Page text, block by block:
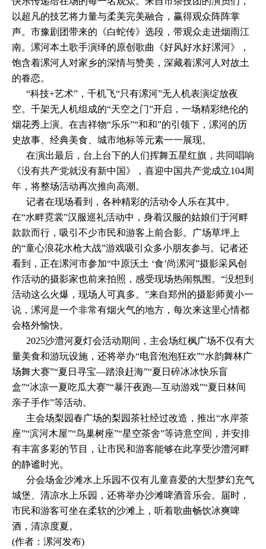
以超凡的技艺将力量与柔美完美融合，赢得观众阵阵掌
声。市豫剧团带来的《白蛇传》选段，带观众走进烟雨江
南。漯河本土歌手演绎的原创歌曲《好风好水好漯河》，
饱含着漯河人对家乡的深情与赞美，深藏着漯河人对故土
的眷恋。
“科技+艺术”，千机飞“只有漯河”无人机表演绽放夜
空。千架无人机组成的“天空之门”开启，一场精彩绝伦的
烟花秀上演。在吉祥物“乐乐”“和和”的引领下，漯河的历
史故事、经典美食、城市地标等元素一一展现。
在演出最后，台上台下的人们挥舞五星红旗，共同唱响
《没有共产党就没有新中国》，喜迎中国共产党成立104周
年，将整场活动再次推向高潮。
记者在现场看到，各种精彩的活动令人乐在其中。
在“水畔霓裳”汉服巡礼活动中，身着汉服的姑娘们于河畔
款款而行，吸引不少市民和游客上前合影。广场草坪上
的“童心浪花水枪大战”游戏吸引众多小朋友参与。记者还
看到，正在漯河市参加“中原沃土 ‘食’尚漯河”摄影采风创
作活动的摄影家也前来拍照，感受现场热闹氛围。“没想到
活动这么火爆，现场人可真多。”来自郑州的摄影师黄小一
说，漯河是一个非常有烟火气的地方，每次来这里心情都
会格外愉快。
2025沙澧河夏灯会活动期间，主会场红枫广场不仅有大
量美食和游玩设施，还将举办“电音泡泡狂欢”“水韵舞林广
场舞大赛”“夏日寻宝—踏浪赶海”“夏日碎冰冰快乐盲
盒”“冰凉一夏吃瓜大赛”“暴汗夜跑—互动游戏”“夏日林间
亲子手作”等活动。
主会场梨园春广场的梨园茶社经过改造，推出“水岸茶
座”“滨河木屋”“鸟巢树座”“星空茶舍”等诗意空间，并安排
有丰富多彩的节目，让市民和游客能够在此享受沙澧河畔
的静谧时光。
分会场金沙滩水上乐园不仅有儿童喜爱的大型梦幻充气
城堡、清凉水上乐园，还将举办沙滩啤酒音乐会。届时，
市民和游客可坐在柔软的沙滩上，听着歌曲畅饮冰爽啤
酒，清凉度夏。
(作者：漯河发布)